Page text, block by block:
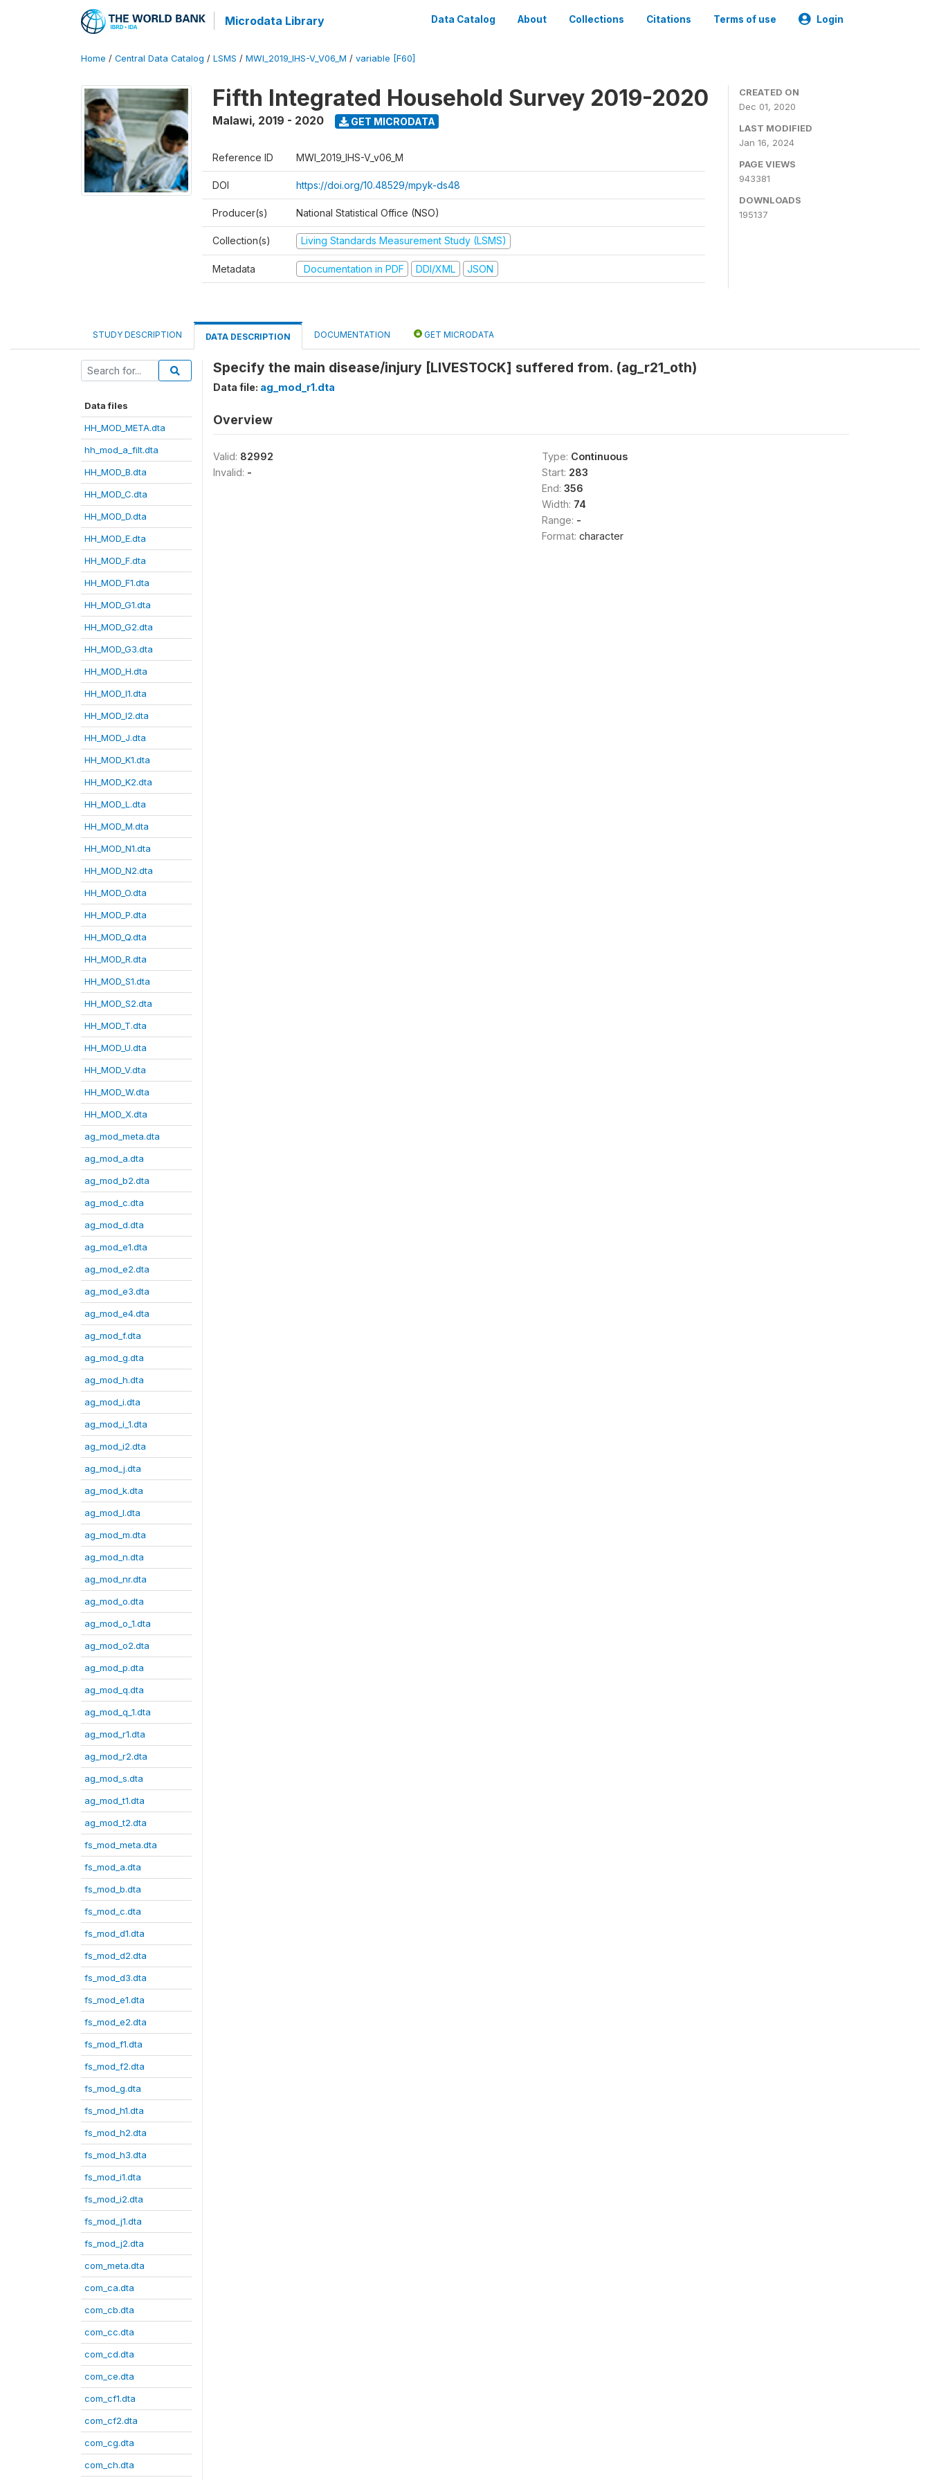
Microdata Library Data Catalog About Collections Citations Terms of use Login
Home / Central Data Catalog / LSMS / MWI_2019_IHS-V_V06_M / variable [F60]
Fifth Integrated Household Survey 2019-2020
Malawi, 2019 - 2020 GET MICRODATA
Reference ID MWI_2019_IHS-V_v06_M
DOI https://doi.org/10.48529/mpyk-ds48
Producer(s) National Statistical Office (NSO)
Collection(s) Living Standards Measurement Study (LSMS)
Metadata Documentation in PDF DDI/XML JSON
CREATED ON
Dec 01, 2020
LAST MODIFIED
Jan 16, 2024
PAGE VIEWS
943381
DOWNLOADS
195137
STUDY DESCRIPTION DATA DESCRIPTION DOCUMENTATION GET MICRODATA
Data files
HH_MOD_META.dta
hh_mod_a_filt.dta
HH_MOD_B.dta
HH_MOD_C.dta
HH_MOD_D.dta
HH_MOD_E.dta
HH_MOD_F.dta
HH_MOD_F1.dta
HH_MOD_G1.dta
HH_MOD_G2.dta
HH_MOD_G3.dta
HH_MOD_H.dta
HH_MOD_I1.dta
HH_MOD_I2.dta
HH_MOD_J.dta
HH_MOD_K1.dta
HH_MOD_K2.dta
HH_MOD_L.dta
HH_MOD_M.dta
HH_MOD_N1.dta
HH_MOD_N2.dta
HH_MOD_O.dta
HH_MOD_P.dta
HH_MOD_Q.dta
HH_MOD_R.dta
HH_MOD_S1.dta
HH_MOD_S2.dta
HH_MOD_T.dta
HH_MOD_U.dta
HH_MOD_V.dta
HH_MOD_W.dta
HH_MOD_X.dta
ag_mod_meta.dta
ag_mod_a.dta
ag_mod_b2.dta
ag_mod_c.dta
ag_mod_d.dta
ag_mod_e1.dta
ag_mod_e2.dta
ag_mod_e3.dta
ag_mod_e4.dta
ag_mod_f.dta
ag_mod_g.dta
ag_mod_h.dta
ag_mod_i.dta
ag_mod_i_1.dta
ag_mod_i2.dta
ag_mod_j.dta
ag_mod_k.dta
ag_mod_l.dta
ag_mod_m.dta
ag_mod_n.dta
ag_mod_nr.dta
ag_mod_o.dta
ag_mod_o_1.dta
ag_mod_o2.dta
ag_mod_p.dta
ag_mod_q.dta
ag_mod_q_1.dta
ag_mod_r1.dta
ag_mod_r2.dta
ag_mod_s.dta
ag_mod_t1.dta
ag_mod_t2.dta
fs_mod_meta.dta
fs_mod_a.dta
fs_mod_b.dta
fs_mod_c.dta
fs_mod_d1.dta
fs_mod_d2.dta
fs_mod_d3.dta
fs_mod_e1.dta
fs_mod_e2.dta
fs_mod_f1.dta
fs_mod_f2.dta
fs_mod_g.dta
fs_mod_h1.dta
fs_mod_h2.dta
fs_mod_h3.dta
fs_mod_i1.dta
fs_mod_i2.dta
fs_mod_j1.dta
fs_mod_j2.dta
com_meta.dta
com_ca.dta
com_cb.dta
com_cc.dta
com_cd.dta
com_ce.dta
com_cf1.dta
com_cf2.dta
com_cg.dta
com_ch.dta
Specify the main disease/injury [LIVESTOCK] suffered from. (ag_r21_oth)
Data file: ag_mod_r1.dta
Overview
Valid: 82992
Invalid: -
Type: Continuous
Start: 283
End: 356
Width: 74
Range: -
Format: character